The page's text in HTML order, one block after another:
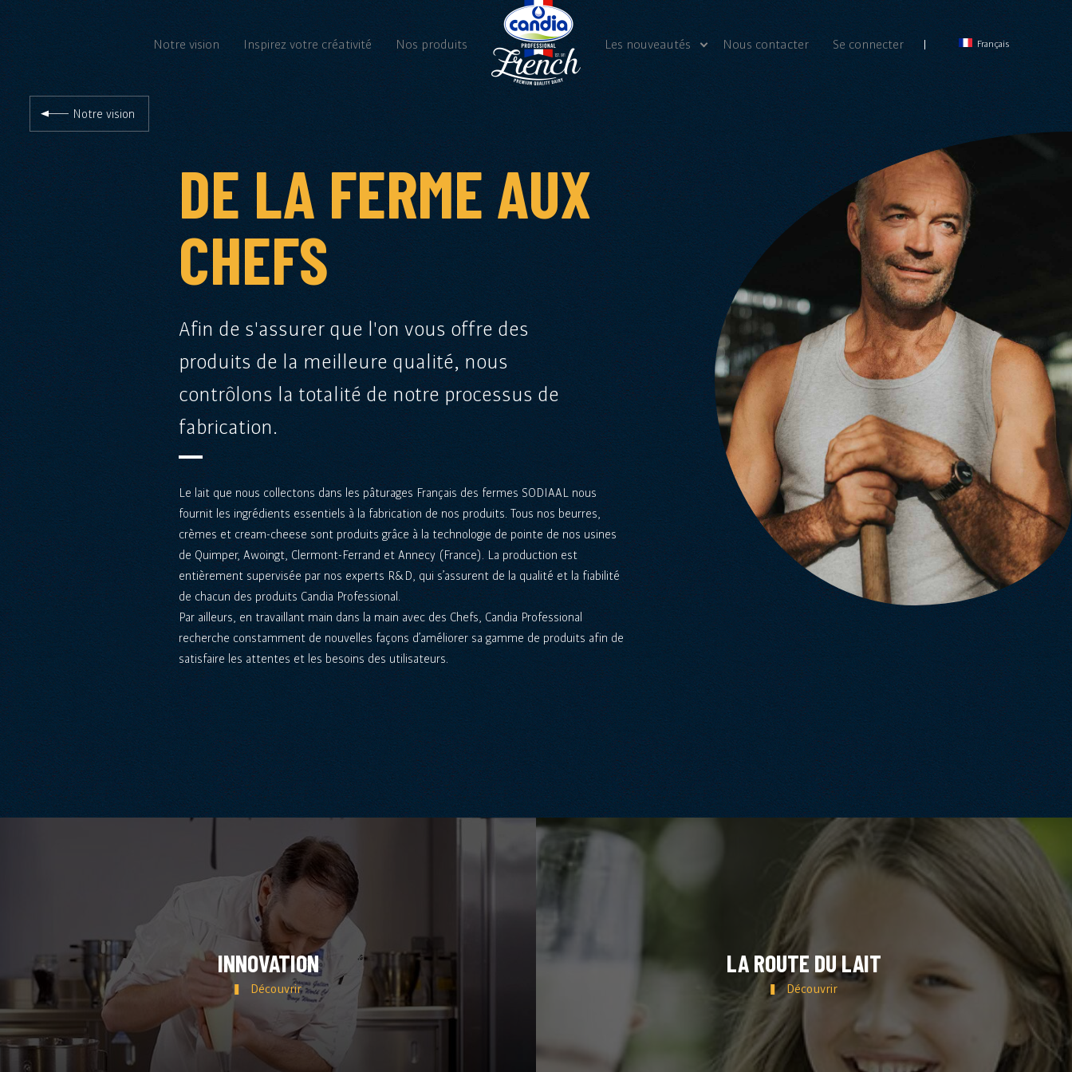
Notre vision Inspirez votre créativité Nos produits Les nouveautés
Nos actualités
Vidéos
Nous contacter Se connecter Français
Notre vision
DE LA FERME AUX
CHEFS
Afin de s'assurer que l'on vous offre des
produits de la meilleure qualité, nous
contrôlons la totalité de notre processus de
fabrication.
Le lait que nous collectons dans les pâturages Français des fermes SODIAAL nous
fournit les ingrédients essentiels à la fabrication de nos produits. Tous nos beurres,
crèmes et cream-cheese sont produits grâce à la technologie de pointe de nos usines
de Quimper, Awoingt, Clermont-Ferrand et Annecy (France). La production est
entièrement supervisée par nos experts R&D, qui s’assurent de la qualité et la fiabilité
de chacun des produits Candia Professional.
Par ailleurs, en travaillant main dans la main avec des Chefs, Candia Professional
recherche constamment de nouvelles façons d’améliorer sa gamme de produits afin de
satisfaire les attentes et les besoins des utilisateurs.
INNOVATION
Découvrir
LA ROUTE DU LAIT
Découvrir